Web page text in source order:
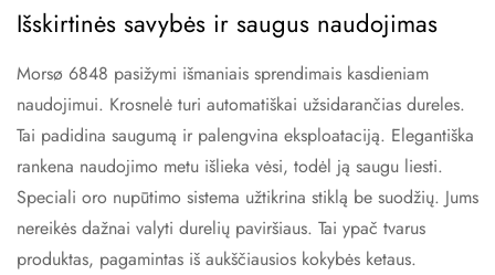
Išskirtinės savybės ir saugus naudojimas
Morsø 6848 pasižymi išmaniais sprendimais kasdieniam
naudojimui. Krosnelė turi automatiškai užsidarančias dureles.
Tai padidina saugumą ir palengvina eksploataciją. Elegantiška
rankena naudojimo metu išlieka vėsi, todėl ją saugu liesti.
Speciali oro nupūtimo sistema užtikrina stiklą be suodžių. Jums
nereikės dažnai valyti durelių paviršiaus. Tai ypač tvarus
produktas, pagamintas iš aukščiausios kokybės ketaus.